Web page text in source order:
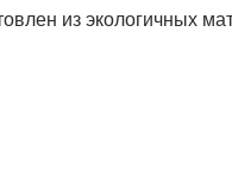
из экологичных